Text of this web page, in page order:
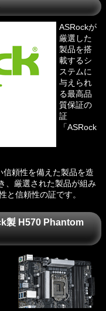
ASRockが
厳選した
製品を搭
載するシ
ステムに
与えられ
る最高品
質保証の
証
「ASRock
信頼性を備えた製品を造
、厳選された製品が組み
と信頼性の証です。
製 H570 Phantom